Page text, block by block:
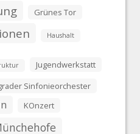
Grünes Tor
Haushalt
Jugendwerkstatt
Sinfonieorchester
KOnzert